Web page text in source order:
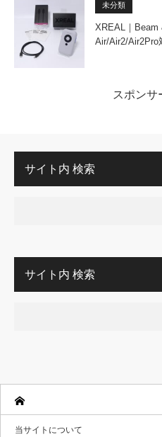
未分類
XREAL｜Beam
Air/Air2/
スポンサ
サイト内 検索
サイト内 検索
当サイトについて